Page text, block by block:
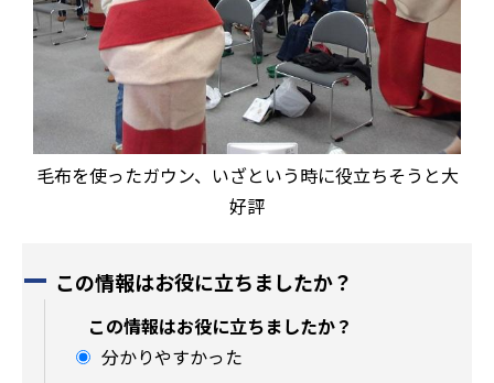
毛布を使ったガウン、いざという時に役立ちそうと大
好評
この情報はお役に立ちましたか？
この情報はお役に立ちましたか？
分かりやすかった